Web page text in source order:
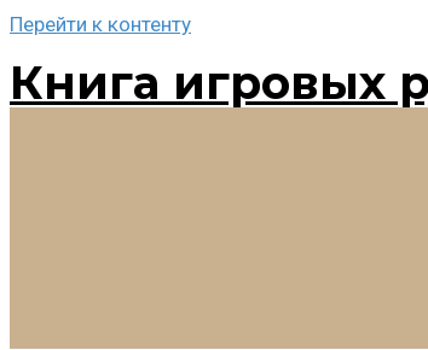
Перейти к контенту
Книга игровых